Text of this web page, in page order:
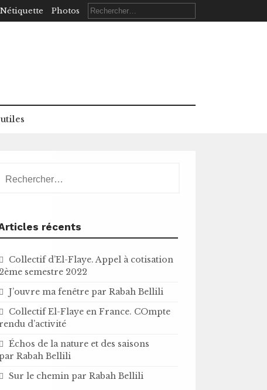
Nétiquette Photos Rechercher :
récents
Collectif d’El-Flaye. Appel à cotisation
2ème semestre 2022
J’ouvre ma fenêtre par Rabah Bellili
Collectif El-Flaye en France. COmpte
rendu d’activité
Échos de la nature et des saisons
par Rabah Bellili
Sur le chemin par Rabah Bellili